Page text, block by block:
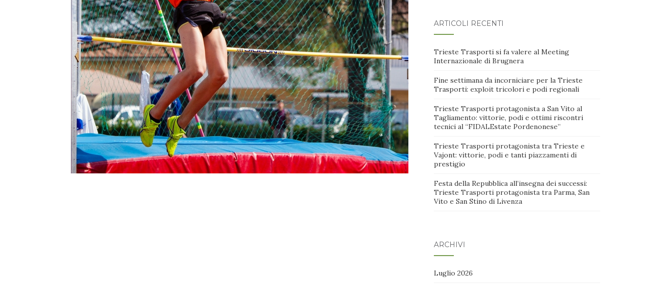
ARTICOLI RECENTI
Trieste Trasporti si fa valere al Meeting
Internazionale di Brugnera
Fine settimana da incorniciare per la Trieste
Trasporti: exploit tricolori e podi regionali
Trieste Trasporti protagonista a San Vito al
Tagliamento: vittorie, podi e ottimi riscontri
tecnici al “FIDALEstate Pordenonese”
Trieste Trasporti protagonista tra Trieste e
Vajont: vittorie, podi e tanti piazzamenti di
prestigio
Festa della Repubblica all’insegna dei successi:
Trieste Trasporti protagonista tra Parma, San
Vito e San Stino di Livenza
ARCHIVI
Luglio 2026